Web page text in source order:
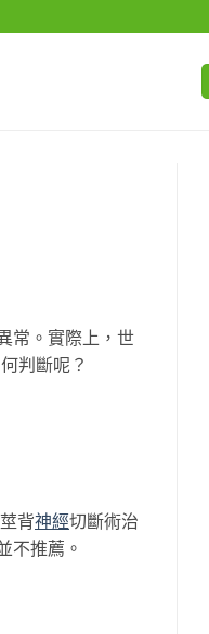
常。實際上，世
判斷呢？
背神經切斷術治
不推薦。